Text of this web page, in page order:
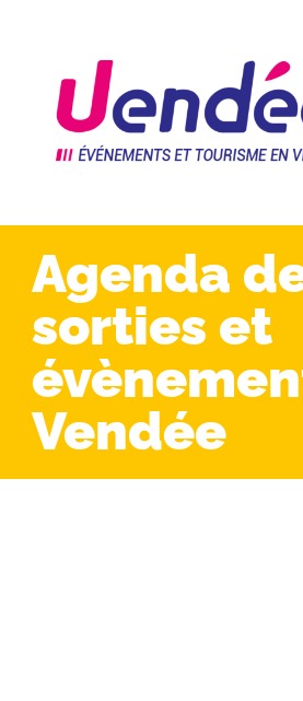
Agenda
sorties et
Vendée